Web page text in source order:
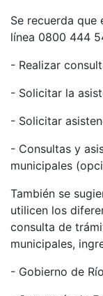
Se recuerda que
línea 0800 444
- Realizar
- Solicitar la
- Solicitar
- Consultas y
municipales
También se
utilicen los
consulta de
municipales,
- Gobierno de